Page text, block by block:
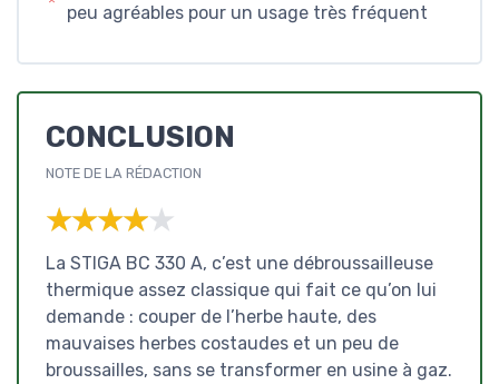
peu agréables pour un usage très fréquent
CONCLUSION
NOTE DE LA RÉDACTION
★★★★★
★★★★★
La STIGA BC 330 A, c’est une débroussailleuse
thermique assez classique qui fait ce qu’on lui
demande : couper de l’herbe haute, des
mauvaises herbes costaudes et un peu de
broussailles, sans se transformer en usine à gaz.